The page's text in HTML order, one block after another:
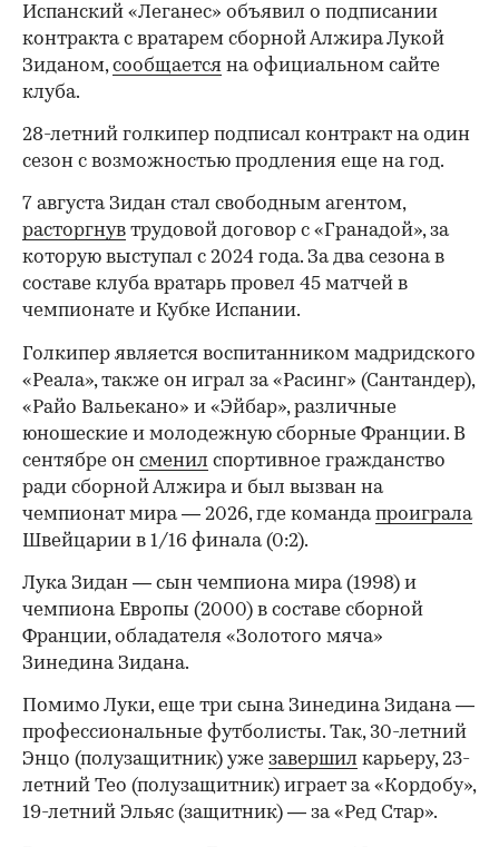
Испанский «Леганес» объявил о подписании
контракта с вратарем сборной Алжира Лукой
Зиданом,сообщается на официальном сайте
клуба.
28-летний голкипер подписал контракт на один
сезон с возможностью продления еще на год.
7 августа Зидан стал свободным агентом,
расторгнув трудовой договор с «Гранадой», за
которую выступал с 2024 года. За два сезона в
составе клуба вратарь провел 45 матчей в
чемпионате и Кубке Испании.
Голкипер является воспитанником мадридского
«Реала», также он играл за «Расинг» (Сантандер),
«Райо Вальекано» и «Эйбар», различные
юношеские и молодежную сборные Франции. В
сентябре он сменил спортивное гражданство
ради сборной Алжира и был вызван на
чемпионат мира — 2026, где командапроиграла
Швейцарии в 1/16 финала (0:2).
Лука Зидан — сын чемпиона мира (1998) и
чемпиона Европы (2000) в составе сборной
Франции, обладателя «Золотого мяча»
Зинедина Зидана.
Помимо Луки, еще три сына Зинедина Зидана —
профессиональные футболисты. Так, 30-летний
Энцо (полузащитник) уже завершил карьеру, 23-
летний Тео (полузащитник) играет за «Кордобу»,
19-летний Эльяс (защитник) — за «Ред Стар».